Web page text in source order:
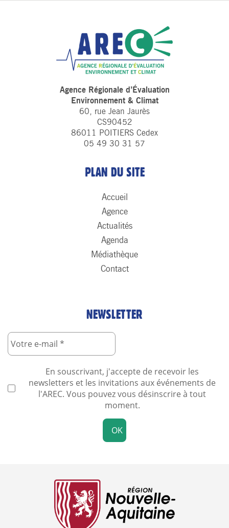
Agence Régionale d’Évaluation
Environnement & Climat
60, rue Jean Jaurès
CS90452
86011 POITIERS Cedex
05 49 30 31 57
PLAN DU SITE
Accueil
Agence
Actualités
Agenda
Médiathèque
Contact
NEWSLETTER
En souscrivant, j'accepte de recevoir les
newsletters et les invitations aux événements de
l'AREC. Vous pouvez vous désinscrire à tout
moment.